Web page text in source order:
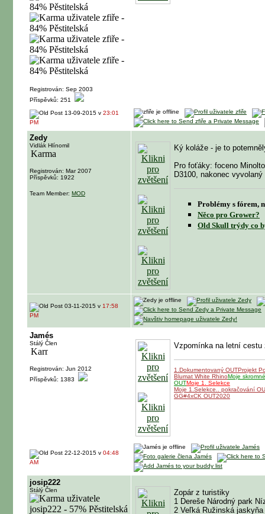
Registrován: Sep 2003
Příspěvků: 251
13-09-2015 v 23:01
PM
Zedy
Vidlák Hlínomil
Registrován: Mar 2007
Příspěvků: 1922
Team Member: MOD
Ký koláže - je to
Pro foťáky: foceno
D3100, nakonec
Problémy s fórem,
Něco pro Grower?
Old Skull trýdy co
03-11-2015 v 17:58
PM
Jamés
Stálý Člen
Registrován: Jun 2012
Příspěvků: 1383
Vzpomínka na letní cestu
1.Dokumentovaný OUTProjekt
Blumat White RhinoMoje
OUTMoje 1. Selekce
Moje 1.Selekce.. pokračování
GG#4xCK OUT2020
22-12-2015 v 04:48
AM
josip222
Stálý Člen
Zopár z turistiky
1 Dereše Národný park
2 Veľká Ružinská jaskyňa